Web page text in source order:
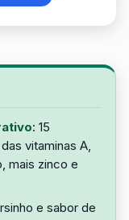
: 15
vitaminas A,
mais zinco e
e sabor de